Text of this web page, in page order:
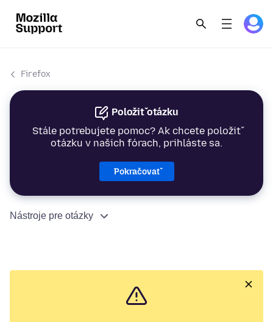
Firefox
Položiť otázku
Stále potrebujete pomoc? Ak chcete položiť
otázku v našich fórach, prihláste sa.
Pokračovať
Nástroje pre otázky